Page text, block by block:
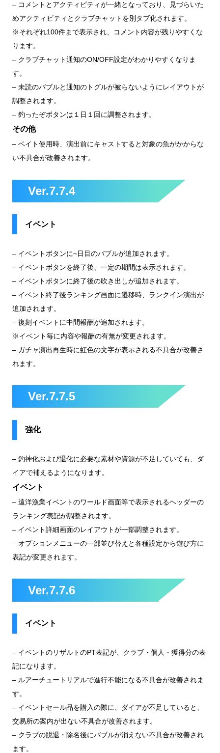
– コメントとアクティビティが一緒となっており、見づらいた
めアクティビティとクラブチャットを別タブ化されます。
※それぞれ100件まで表示され、コメント内容が残りやすくな
ります。
– クラブチャット通知のON/OFF設定がわかりやすくなりま
す。
– 未読のバブルと通知のトグルが被らないようにレイアウトが
調整されます。
– 釣ったぞボタンは１日１回に調整されます。
その他
– ベイト使用時、演出前にキャストすると対象の魚がかからな
い不具合が改善されます。
Ver.7.7.4
イベント
– イベントボタンに~日目のバブルが追加されます。
– イベントボタンを終了後、一定の期間は表示されます。
– イベントボタンに終了後の吹き出しが追加されます。
– イベント終了後ランキング画面に遷移時、ランクイン演出が
追加されます。
– 復刻イベントに中間報酬が追加されます。
※イベント毎に内容や報酬の有無が変更されます。
– ガチャ演出再生時に虹色の文字が表示される不具合が改善さ
れます。
Ver.7.7.5
強化
– 釣神化および退化に必要な素材や資源が不足していても、ダ
イアで補えるようになります。
イベント
– 遠洋漁業イベントのワールド画面等で表示されるヘッダーの
ランキング表記が調整されます。
– イベント詳細画面のレイアウトが一部調整されます。
– オプションメニューの一部並び替えと各種設定から遊び方に
表記が変更されます。
Ver.7.7.6
イベント
– イベントのリザルトのPT表記が、クラブ・個人・獲得分の表
記になります。
– ルアーチュートリアルで進行不能になる不具合が改善されま
す。
– イベントセール品を購入の際に、ダイアが不足していると、
交易所の案内が出ない不具合が改善されます。
– クラブの脱退・除名後にバブルが消えない不具合が改善され
ます。